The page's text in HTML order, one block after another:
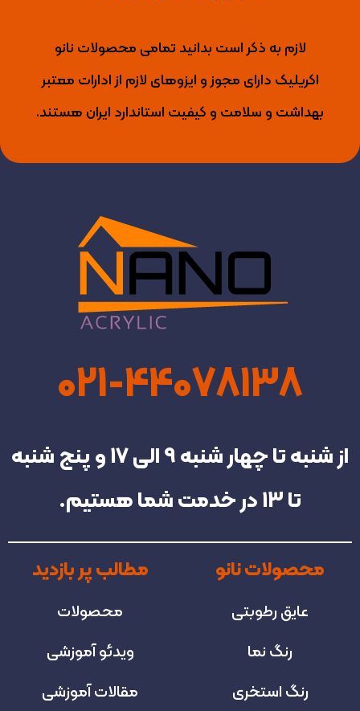
لازم به ذکر است بدانید تمامی محصولات نانو
اکریلیک دارای مجوز و ایزوهای لازم از ادارات معتبر
بهداشت و سلامت و کیفیت استاندارد ایران هستند.
021-44078138
از شنبه تا چهار شنبه‌ 9 الی 17 و پنج شنبه
تا 13 در خدمت شما هستیم.
محصولات نانو
عایق رطوبتی
رنگ نما
رنگ استخری
مطالب پر بازدید
محصولات
ویدئو آموزشی
مقالات آموزشی